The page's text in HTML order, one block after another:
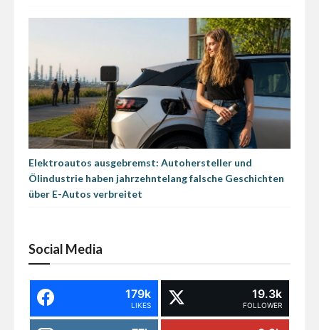
Elektroautos ausgebremst: Autohersteller und
Ölindustrie haben jahrzehntelang falsche Geschichten
über E-Autos verbreitet
Social Media
179k
LIKES
19.3k
FOLLOWER